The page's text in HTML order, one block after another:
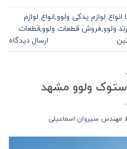
انواع لوازم یدکی ولوو,انواع لوازم
ولوو,فروش قطعات ولوو,قطعات
ارسال دیدگاه
ولوو مشهد
مهندس سیروان اسماعیلی